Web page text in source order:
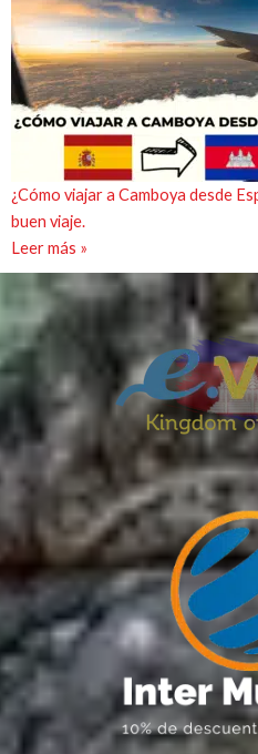
¿Cómo viajar a Camboya desde
buen viaje.
Leer más »